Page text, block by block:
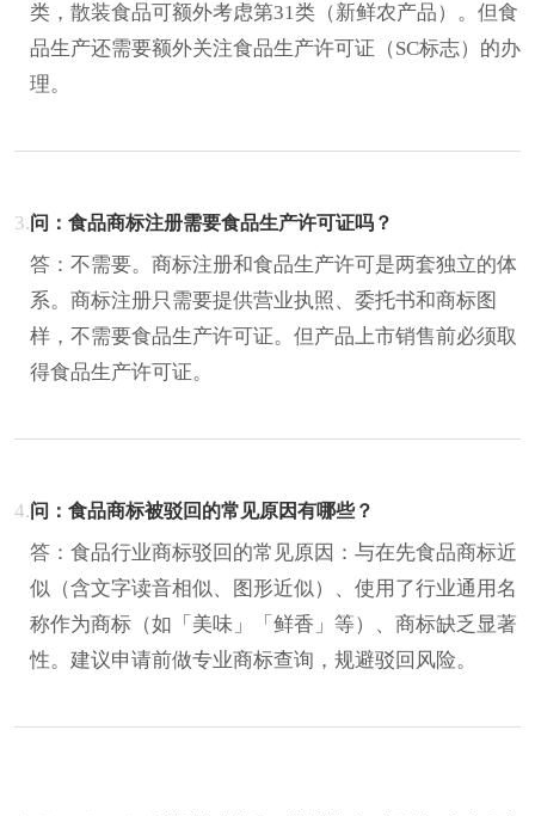
类，散装食品可额外考虑第31类（新鲜农产品）。但食
品生产还需要额外关注食品生产许可证（SC标志）的办
理。
3.问：食品商标注册需要食品生产许可证吗？
答：不需要。商标注册和食品生产许可是两套独立的体
系。商标注册只需要提供营业执照、委托书和商标图
样，不需要食品生产许可证。但产品上市销售前必须取
得食品生产许可证。
4.问：食品商标被驳回的常见原因有哪些？
答：食品行业商标驳回的常见原因：与在先食品商标近
似（含文字读音相似、图形近似）、使用了行业通用名
称作为商标（如「美味」「鲜香」等）、商标缺乏显著
性。建议申请前做专业商标查询，规避驳回风险。